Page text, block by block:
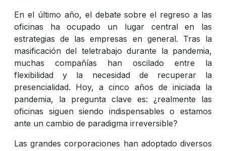
En el último año, el debate sobre el regreso a las
oficinas ha ocupado un lugar central en las
estrategias de las empresas en general. Tras la
masificación del teletrabajo durante la pandemia,
muchas compañías han oscilado entre la
flexibilidad y la necesidad de recuperar la
presencialidad. Hoy, a cinco años de iniciada la
pandemia, la pregunta clave es: ¿realmente las
oficinas siguen siendo indispensables o estamos
ante un cambio de paradigma irreversible?
Las grandes corporaciones han adoptado diversos